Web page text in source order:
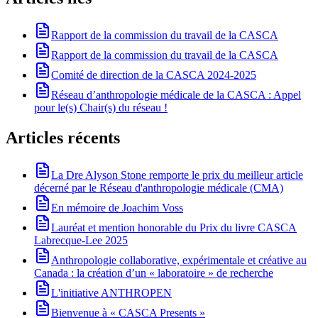
Rapport de la commission du travail de la CASCA
Rapport de la commission du travail de la CASCA
Comité de direction de la CASCA 2024-2025
Réseau d’anthropologie médicale de la CASCA : Appel
pour le(s) Chair(s) du réseau !
Articles récents
La Dre Alyson Stone remporte le prix du meilleur article
décerné par le Réseau d'anthropologie médicale (CMA)
En mémoire de Joachim Voss
Lauréat et mention honorable du Prix du livre CASCA
Labrecque-Lee 2025
Anthropologie collaborative, expérimentale et créative au
Canada : la création d’un « laboratoire » de recherche
L'initiative ANTHROPEN
Bienvenue à « CASCA Presents »